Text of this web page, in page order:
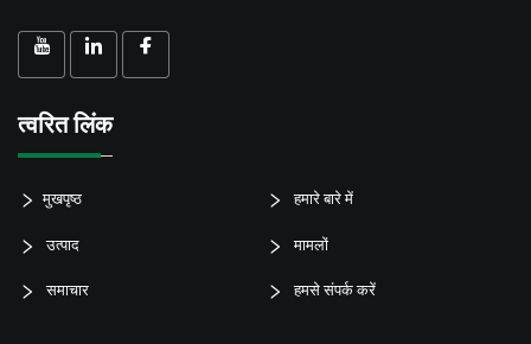
त्वरित लिंक
मुखपृष्ठ हमारे बारे में
उत्पाद मामलों
समाचार हमसे संपर्क करें